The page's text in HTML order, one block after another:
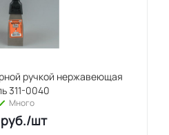
ручкой нержавеющая
311-0040
Много
руб./шт